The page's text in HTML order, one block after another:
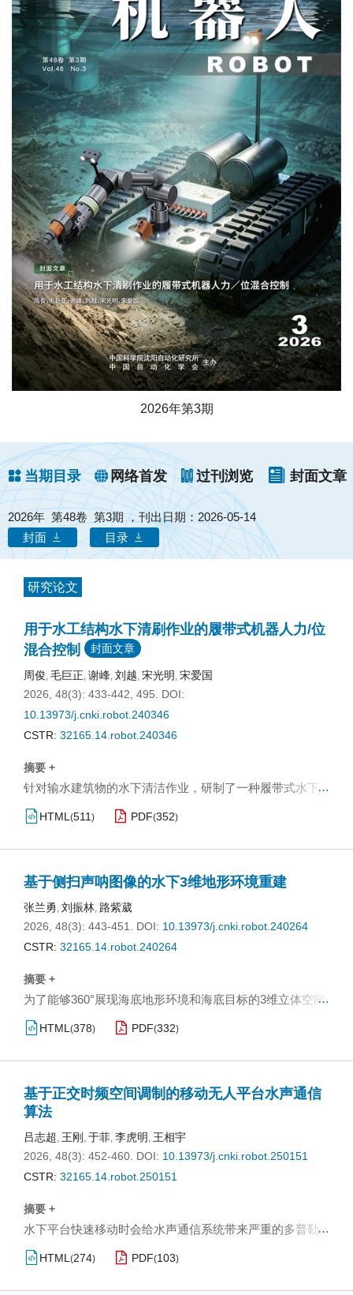
2026年第3期
当期目录 网络首发 过刊浏览 封面文章
2026年 第48卷 第3期 ，刊出日期：2026-05-14
封面
目录
研究论文
用于水工结构水下清刷作业的履带式机器人力/位
混合控制
封面文章
周俊 毛巨正 谢峰 刘越 宋光明 宋爱国
2026, 48(3): 433-442, 495.
DOI:
10.13973/j.cnki.robot.240346
CSTR: 32165.14.robot.240346
摘要 +
针对输水建筑物的水下清洁作业，研制了一种履带式水下
清刷机器人，包括履带式爬行器、五功能电动机械臂和电
动旋转刷。提出了一种用于水下清刷作业的力/位混合控制
器，该控制器由力控制器和轨迹跟踪控制器两部分组成。
作业面垂直方向的接触力控制。轨迹跟踪控制器采用基于
扩张状态观测器（ESO）的鲁棒性模型预测控制
（RMPC）方法，可有效补偿模型内部误差和水下环境扰
动，实现作业面水平方向的末端轨迹跟踪。陆上测试与实
N和轨迹跟踪误差±2 mm的控制精度沿期望轨迹完成水下清
刷任务且有效去除表面污垢。
…
HTML (511 ) PDF(352)
基于侧扫声呐图像的水下3维地形环境重建
张兰勇 刘振林 路紫葳
2026, 48(3): 443-451.
DOI: 10.13973/j.cnki.robot.240264
CSTR: 32165.14.robot.240264
摘要 +
为了能够360°展现海底地形环境和海底目标的3维立体空间
形态，设计了基于BFGS(Broyden-Fletcher-Goldfarb-
Shanno)法和交替方向乘子法的明暗恢复形状（SFS）3维
重建方法。通过该方法和预处理共轭梯度迭代优化算法对2
维重建结果的一致性与平滑性。得到3维重建的水下地形图
后，建立了3维重建算法指标，同时进行了一系列实验验
证，确保所提出的SFS三维重建方法不仅在理论上切实可
行，而且实践效果显著，满足水下3维地形重建的需求。
…
HTML (378) PDF(332)
基于正交时频空间调制的移动无人平台水声通信
算法
吕志超 王刚 于菲 李虎明 王相宇
2026, 48(3): 452-460. DOI: 10.13973/j.cnki.robot.250151
CSTR: 32165.14.robot.250151
摘要 +
水下平台快速移动时会给水声通信系统带来严重的多普勒
频移影响，传统通信系统及信道估计方法无法有效应对此
类问题。本文从移动环境水声信道特征出发，通过理论与
仿真实验研究移动环境下正交时频空间（OTFS）调制水声
…
HTML (274) PDF(103)